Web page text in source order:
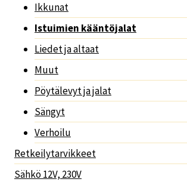
Ikkunat
Istuimien kääntöjalat
Liedet ja altaat
Muut
Pöytälevyt ja jalat
Sängyt
Verhoilu
Retkeilytarvikkeet
Sähkö 12V, 230V